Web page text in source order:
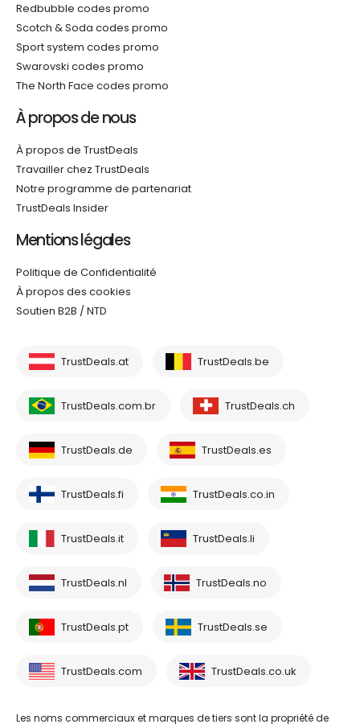
Redbubble codes promo
Scotch & Soda codes promo
Sport system codes promo
Swarovski codes promo
The North Face codes promo
À propos de nous
À propos de TrustDeals
Travailler chez TrustDeals
Notre programme de partenariat
TrustDeals Insider
Mentions légales
Politique de Confidentialité
À propos des cookies
Soutien B2B / NTD
TrustDeals.at TrustDeals.be
TrustDeals.com.br TrustDeals.ch
TrustDeals.de TrustDeals.es
TrustDeals.fi TrustDeals.co.in
TrustDeals.it TrustDeals.li
TrustDeals.nl TrustDeals.no
TrustDeals.pt TrustDeals.se
TrustDeals.com TrustDeals.co.uk
Les noms commerciaux et marques de tiers sont la propriété de